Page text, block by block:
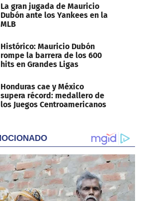
La gran jugada de Mauricio
Dubón ante los Yankees en la
MLB
Histórico: Mauricio Dubón
rompe la barrera de los 600
hits en Grandes Ligas
Honduras cae y México
supera récord: medallero de
los Juegos Centroamericanos